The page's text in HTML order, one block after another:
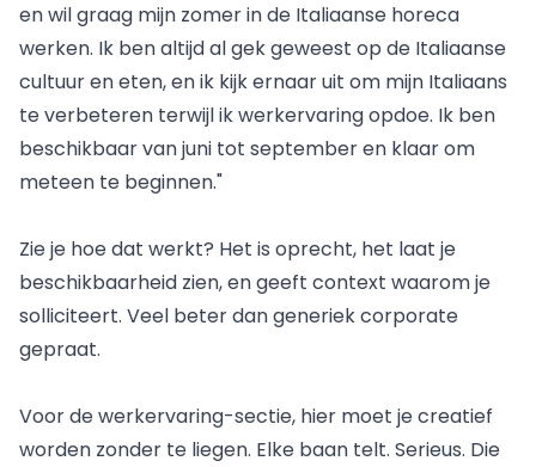
en wil graag mijn zomer in de Italiaanse horeca
werken. Ik ben altijd al gek geweest op de Italiaanse
cultuur en eten, en ik kijk ernaar uit om mijn Italiaans
te verbeteren terwijl ik werkervaring opdoe. Ik ben
beschikbaar van juni tot september en klaar om
meteen te beginnen."
Zie je hoe dat werkt? Het is oprecht, het laat je
beschikbaarheid zien, en geeft context waarom je
solliciteert. Veel beter dan generiek corporate
gepraat.
Voor de werkervaring-sectie, hier moet je creatief
worden zonder te liegen. Elke baan telt. Serieus. Die